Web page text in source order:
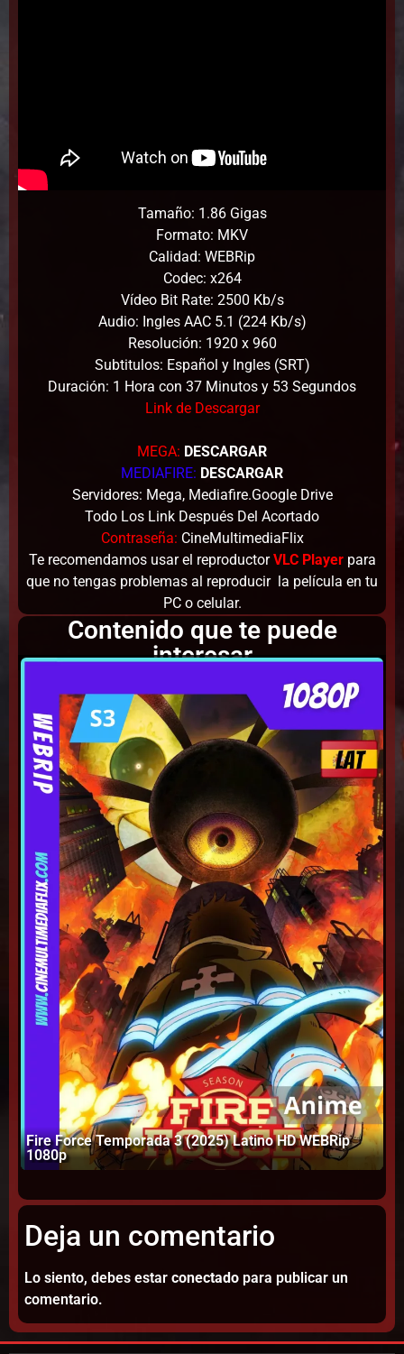
Tamaño: 1.86 Gigas
Formato: MKV
Calidad: WEBRip
Codec: x264
Vídeo Bit Rate: 2500 Kb/s
Audio: Ingles AAC 5.1 (224 Kb/s)
Resolución: 1920 x 960
Subtitulos: Español y Ingles (SRT)
Duración: 1 Hora con 37 Minutos y 53 Segundos
Link de Descargar
MEGA: DESCARGAR
MEDIAFIRE: DESCARGAR
Servidores: Mega, Mediafire.Google Drive
Todo Los Link Después Del Acortado
Contraseña: CineMultimediaFlix
Te recomendamos usar el reproductorVLC Playerpara
que no tengas problemas al reproducir la película en tu
PC o celular.
Contenido que te puede
interesar
Fire Force Temporada 3 (2025) Latino HD WEBRip
1080p
Deja un comentario
Lo siento, debes estar conectado para publicar un
comentario.